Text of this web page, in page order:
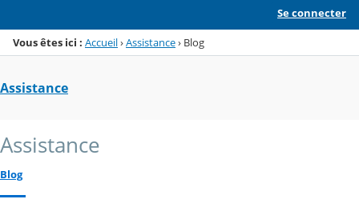
Se connecter
Vous êtes ici : Accueil›Assistance› Blog
Assistance
Assistance
Blog